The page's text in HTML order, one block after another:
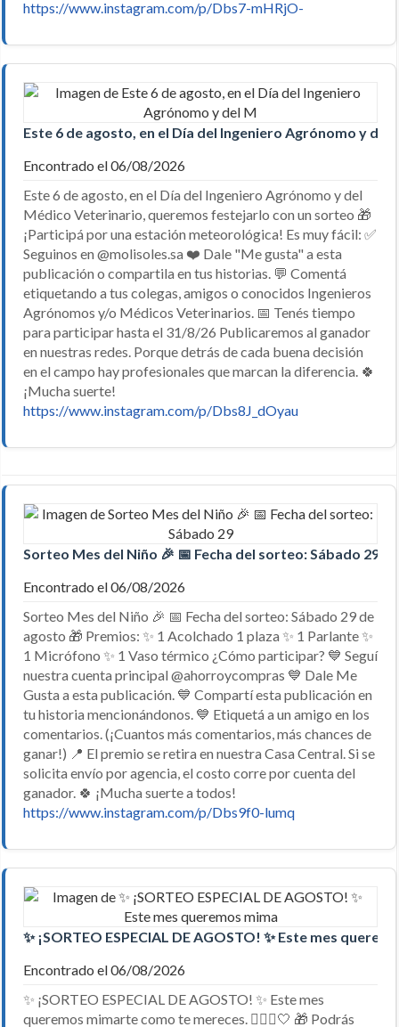
https://www.instagram.com/p/Dbs7-mHRjO-
Este 6 de agosto, en el Día del Ingeniero Agrónomo y del
Encontrado el 06/08/2026
Este 6 de agosto, en el Día del Ingeniero Agrónomo y del
Médico Veterinario, queremos festejarlo con un sorteo 🎁
¡Participá por una estación meteorológica! Es muy fácil: ✅
Seguinos en @molisoles.sa ❤️ Dale "Me gusta" a esta
publicación o compartila en tus historias. 💬 Comentá
etiquetando a tus colegas, amigos o conocidos Ingenieros
Agrónomos y/o Médicos Veterinarios. 📅 Tenés tiempo
para participar hasta el 31/8/26 Publicaremos al ganador
en nuestras redes. Porque detrás de cada buena decisión
en el campo hay profesionales que marcan la diferencia. 🍀
¡Mucha suerte!
https://www.instagram.com/p/Dbs8J_dOyau
Sorteo Mes del Niño 🎉 📅 Fecha del sorteo: Sábado 29
Encontrado el 06/08/2026
Sorteo Mes del Niño 🎉 📅 Fecha del sorteo: Sábado 29 de
agosto 🎁 Premios: ✨ 1 Acolchado 1 plaza ✨ 1 Parlante ✨
1 Micrófono ✨ 1 Vaso térmico ¿Cómo participar? 💙 Seguí
nuestra cuenta principal @ahorroycompras 💙 Dale Me
Gusta a esta publicación. 💙 Compartí esta publicación en
tu historia mencionándonos. 💙 Etiquetá a un amigo en los
comentarios. (¡Cuantos más comentarios, más chances de
ganar!) 📍 El premio se retira en nuestra Casa Central. Si se
solicita envío por agencia, el costo corre por cuenta del
ganador. 🍀 ¡Mucha suerte a todos!
https://www.instagram.com/p/Dbs9f0-lumq
✨ ¡SORTEO ESPECIAL DE AGOSTO! ✨ Este mes
Encontrado el 06/08/2026
✨ ¡SORTEO ESPECIAL DE AGOSTO! ✨ Este mes
queremos mimarte como te mereces. 💆🏼‍♀️🤍 🎁 Podrás